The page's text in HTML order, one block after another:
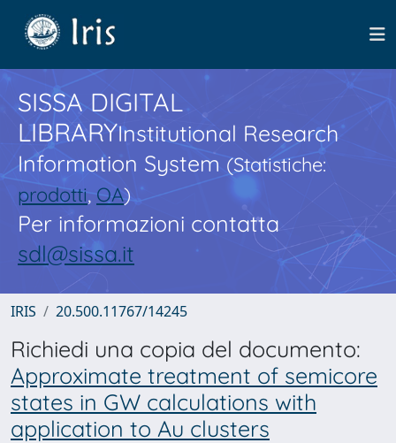
SISSA DIGITAL
LIBRARYInstitutional Research
Information System(Statistiche:
prodotti,OA)
Per informazioni contatta
sdl@sissa.it
IRIS 20.500.11767/14245
Richiedi una copia del documento:
Approximate treatment of semicore
states in GW calculations with
application to Au clusters